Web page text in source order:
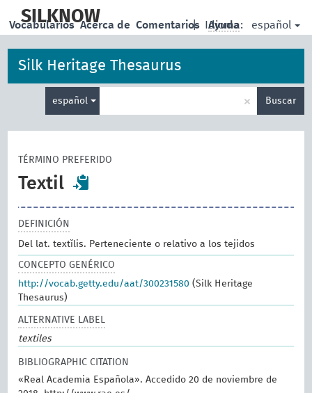
main
SILKNOW | Idioma: español
Vocabularios Acerca de Comentarios Ayuda
Silk Heritage Thesaurus
español × Buscar
TÉRMINO PREFERIDO
Textil
DEFINICIÓN
Del lat. textĭlis. Perteneciente o relativo a los tejidos
CONCEPTO GENÉRICO
http://vocab.getty.edu/aat/300231580 (Silk Heritage
Thesaurus)
ALTERNATIVE LABEL
textiles
BIBLIOGRAPHIC CITATION
«Real Academia Española». Accedido 20 de noviembre de